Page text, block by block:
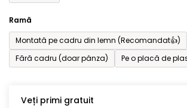
Ramă
Montată pe cadru din lemn (Recomandat👍)
Fără cadru (doar pânza)
Pe o placă de
Veți primi gratuit